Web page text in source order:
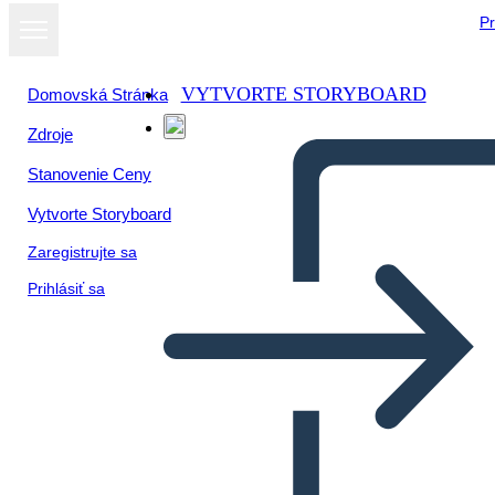
Domovská Stránka
Zdroje
Stanovenie Ceny
Vytvorte Storyboard
Zaregistrujte sa
Prihlásiť sa
VYTVORTE STORYBOARD